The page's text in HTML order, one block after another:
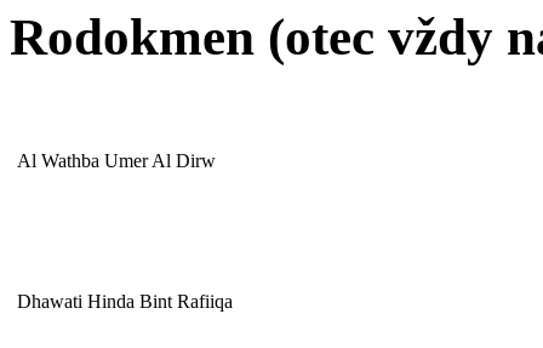
Rodokmen (otec vždy
Al Wathba Umer Al Dirw
Dhawati Hinda Bint Rafiiqa